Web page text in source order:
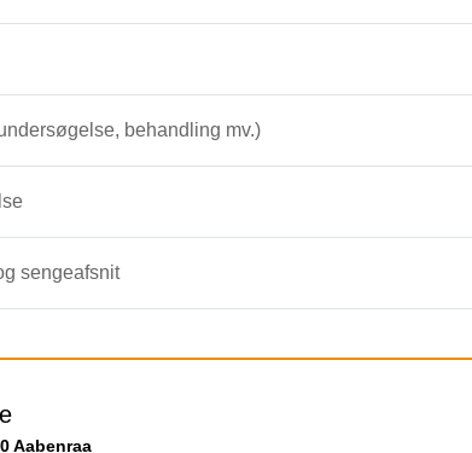
behandling mv.)
sengeafsnit
Aabenraa